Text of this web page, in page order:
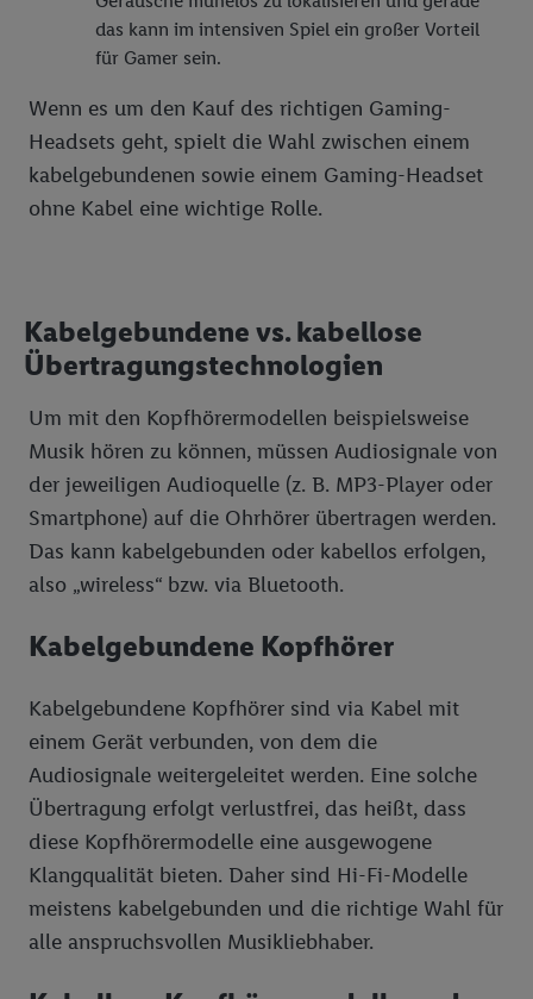
das kann im intensiven Spiel ein großer Vorteil
für Gamer sein.
Wenn es um den Kauf des richtigen Gaming-
Headsets geht, spielt die Wahl zwischen einem
kabelgebundenen sowie einem Gaming-Headset
ohne Kabel eine wichtige Rolle.
Kabelgebundene vs. kabellose
Übertragungstechnologien
Um mit den Kopfhörermodellen beispielsweise
Musik hören zu können, müssen Audiosignale von
der jeweiligen Audioquelle (z. B. MP3-Player oder
Smartphone) auf die Ohrhörer übertragen werden.
Das kann kabelgebunden oder kabellos erfolgen,
also „wireless“ bzw. via Bluetooth.
Kabelgebundene Kopfhörer
Kabelgebundene Kopfhörer sind via Kabel mit
einem Gerät verbunden, von dem die
Audiosignale weitergeleitet werden. Eine solche
Übertragung erfolgt verlustfrei, das heißt, dass
diese Kopfhörermodelle eine ausgewogene
Klangqualität bieten. Daher sind Hi-Fi-Modelle
meistens kabelgebunden und die richtige Wahl für
alle anspruchsvollen Musikliebhaber.
Werbung und Erfolgsmessung:
Gewährleistung der Sicherheit, Verhinderung und Aufdeckung
von Werbung und Inhalten, Abgleichung und Kombination
von Daten aus unterschiedlichen Quellen, Verknüpfung
verschiedener Endgeräte, Identifikation von Geräten anhand
automatisch übermittelter Informationen, Messung des
Erfolgs von Werbekampagnen durch TTD und Nutzung der
Verwendung genauer Standortdaten. Erstellung von
Profilen für personalisierte Werbung. Speichern von oder
Zugriff auf Informationen auf einem Endgerät.
Entwicklung und Verbesserung der Angebote. Analyse
von Zielgruppen durch Statistiken oder Kombinationen
von Daten aus verschiedenen Quellen. Verwendung
reduzierter Daten zur Auswahl von Werbeanzeigen.
Messung der Werbeleistung. Verwendung von Profilen
zur Auswahl personalisierter Werbung.
Liste der Partner (Lieferanten)